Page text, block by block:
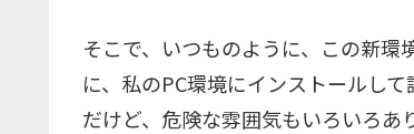
そこで、いつものように、この新
に、私のPC環境にインストールし
だけど、危険な雰囲気もいろいろあ